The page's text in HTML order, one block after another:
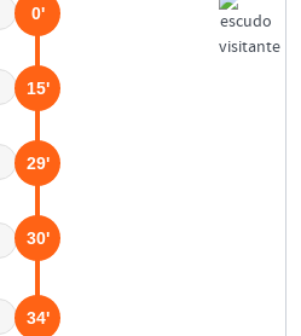
0'
15'
29'
30'
34'